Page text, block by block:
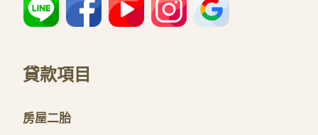
貸款項目
房屋二胎